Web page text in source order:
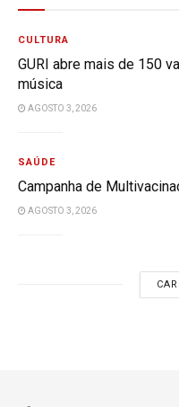
CULTURA
GURI abre mais de 150
música
AGOSTO 3, 2026
SAÚDE
Campanha de
AGOSTO 3, 2026